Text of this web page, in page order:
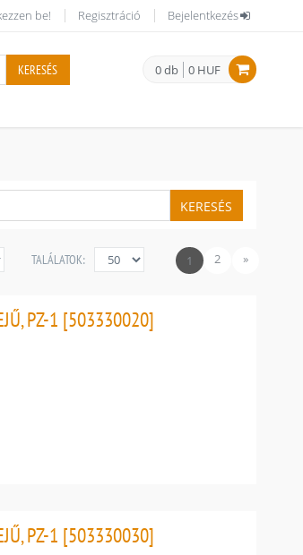
be! Regisztráció Bejelentkezés
0 db 0 HUF
KERESÉS
KERESÉS
1 2 »
TALÁLATOK:
PZ-1 [503330020]
PZ-1 [503330030]